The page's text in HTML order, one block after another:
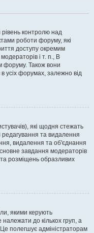
контролю над
роботи форуму, які
доступу окремим
і т. п., В
форуму. Також вони
усіх форумах, залежно від
які щодня стежать
та видалення
видалення та об'єднання
завдання модераторів
розміщень образливих
якими керують
до кількох груп, а
полегшує адміністраторам